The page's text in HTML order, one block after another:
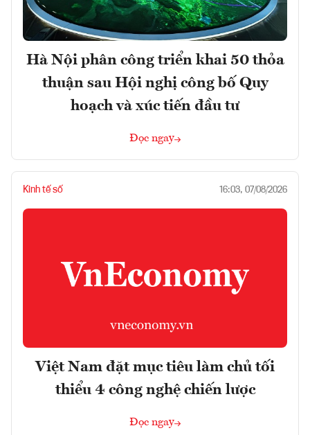
Hà Nội phân công triển khai 50 thỏa
thuận sau Hội nghị công bố Quy
hoạch và xúc tiến đầu tư
Đọc ngay
Kinh tế số 16:03, 07/08/2026
Việt Nam đặt mục tiêu làm chủ tối
thiểu 4 công nghệ chiến lược
Đọc ngay